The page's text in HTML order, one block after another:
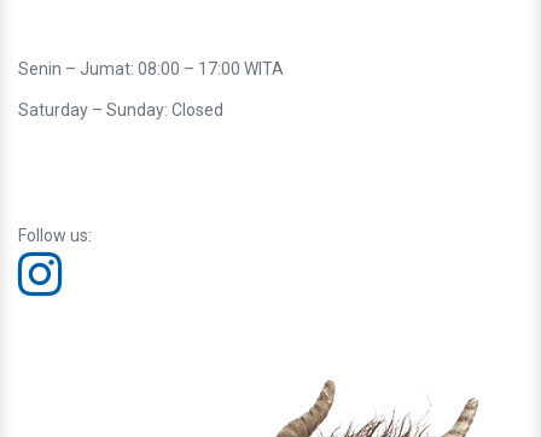
Senin – Jumat: 08:00 – 17:00 WITA
Saturday – Sunday: Closed
Follow us: